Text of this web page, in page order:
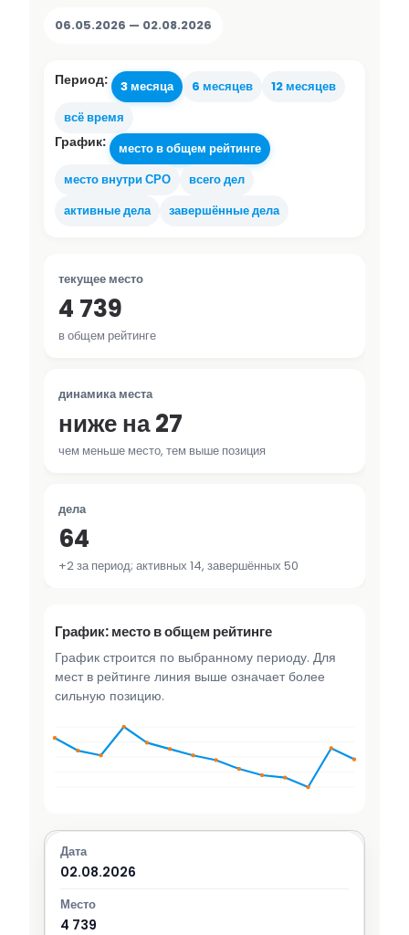
06.05.2026 — 02.08.2026
Период: 3 месяца 6 месяцев
12 месяцев
всё время
График:
место в общем рейтинге
место внутри СРО
всего дел
активные дела
завершённые дела
текущее место
4 739
в общем рейтинге
динамика места
ниже на 27
чем меньше место, тем выше позиция
дела
64
+2 за период; активных 14, завершённых 50
График: место в общем рейтинге
График строится по выбранному периоду. Для
мест в рейтинге линия выше означает более
сильную позицию.
02.08.2026
4 739